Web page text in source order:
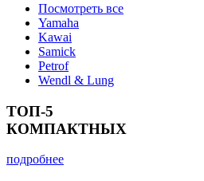
Посмотреть все
Yamaha
Kawai
Samick
Petrof
Wendl & Lung
ТОП-5
КОМПАКТНЫХ
подробнее